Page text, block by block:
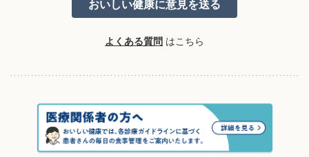
よくある質問 はこちら